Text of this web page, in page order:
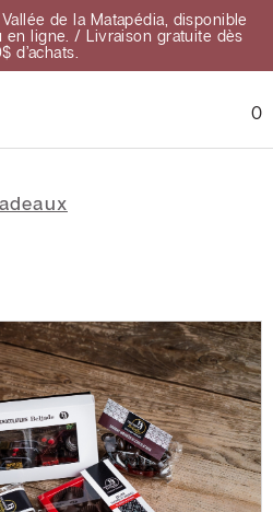
de la Matapédia, disponible
ligne. / Livraison gratuite dès
d’achats.
0